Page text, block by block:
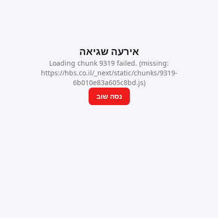
אירעה שגיאה
Loading chunk 9319 failed. (missing:
https://hbs.co.il/_next/static/chunks/9319-
6b010e83a605c8bd.js)